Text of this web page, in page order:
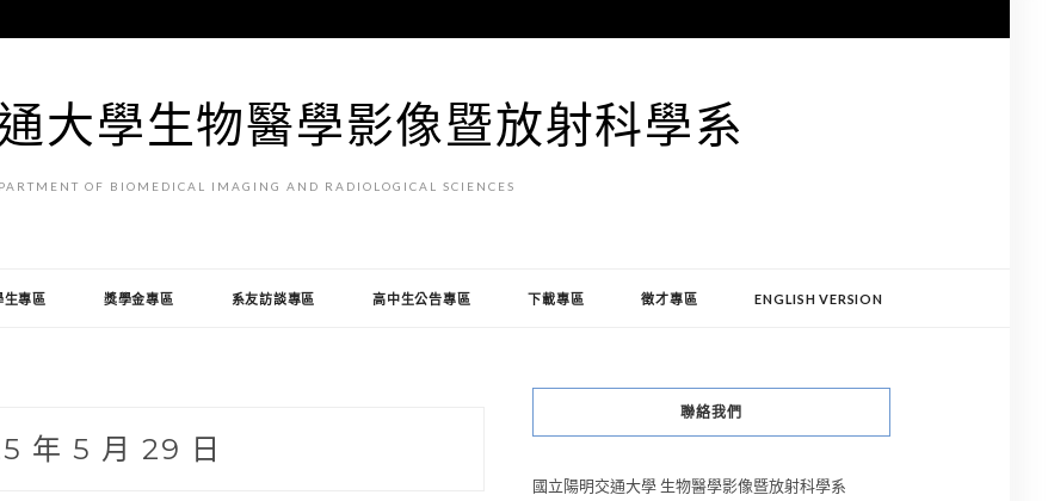
大學生物醫學影像暨放射科學系
OF BIOMEDICAL IMAGING AND RADIOLOGICAL SCIENCES
生專區 獎學金專區 系友訪談專區 高中生公告專區 下載專區 徵才專區 ENGLISH VERSION
年 5 月 29 日
聯絡我們
國立陽明交通大學 生物醫學影像暨放射科學系